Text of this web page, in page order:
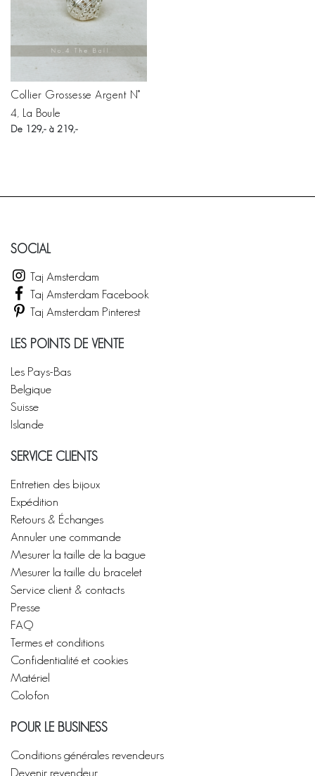
Collier Grossesse Argent N°
4, La Boule
De 129,- à 219,-
SOCIAL
Taj Amsterdam
Taj Amsterdam Facebook
Taj Amsterdam Pinterest
LES POINTS DE VENTE
Les Pays-Bas
Belgique
Suisse
Islande
SERVICE CLIENTS
Entretien des bijoux
Expédition
Retours & Échanges
Annuler une commande
Mesurer la taille de la bague
Mesurer la taille du bracelet
Service client & contacts
Presse
FAQ
Termes et conditions
Confidentialité et cookies
Matériel
Colofon
POUR LE BUSINESS
Conditions générales revendeurs
Devenir revendeur